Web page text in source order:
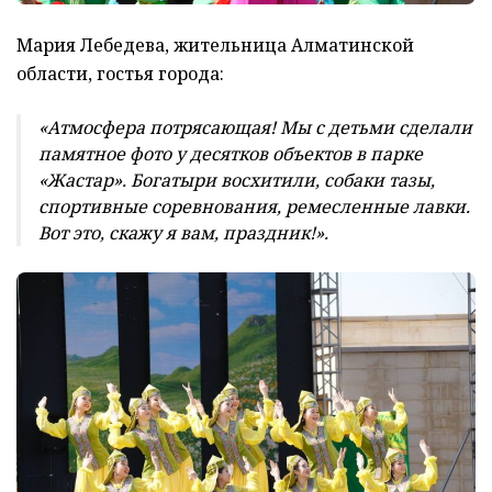
Мария Лебедева, жительница Алматинской
области, гостья города:
«Атмосфера потрясающая! Мы с детьми сделали
памятное фото у десятков объектов в парке
«Жастар». Богатыри восхитили, собаки тазы,
спортивные соревнования, ремесленные лавки.
Вот это, скажу я вам, праздник!».